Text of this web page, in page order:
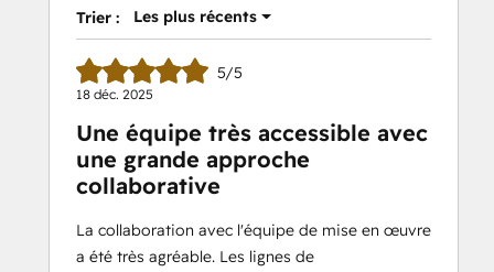
Trier : Les plus récents
5/5
18 déc. 2025
Une équipe très accessible avec
une grande approche
collaborative
La collaboration avec l'équipe de mise en œuvre
a été très agréable. Les lignes de